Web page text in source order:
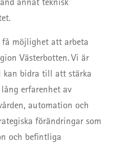
annat teknisk
möjlighet att arbeta
Västerbotten. Vi är
kan bidra till att stärka
erfarenhet av
automation och
förändringar som
och befintliga